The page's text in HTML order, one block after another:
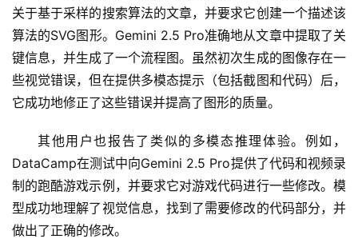
关于基于采样的搜索算法的文章，并要求它创建一个描述该
算法的SVG图形。Gemini 2.5 Pro准确地从文章中提取了关
键信息，并生成了一个流程图。虽然初次生成的图像存在一
些视觉错误，但在提供多模态提示（包括截图和代码）后，
它成功地修正了这些错误并提高了图形的质量。
其他用户也报告了类似的多模态推理体验。例如，
DataCamp在测试中向Gemini 2.5 Pro提供了代码和视频录
制的跑酷游戏示例，并要求它对游戏代码进行一些修改。模
型成功地理解了视觉信息，找到了需要修改的代码部分，并
做出了正确的修改。